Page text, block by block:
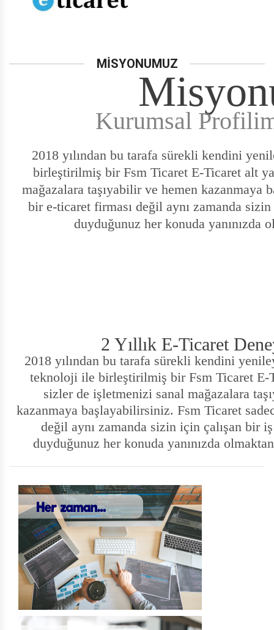
BİSLİKLET'TE SEZON SONU
MİSYONUMUZ
Kurumsal
2018 yılından bu tarafa sürekli kendini
birleştirilmiş bir Fsm Ticaret E-Ticaret alt
mağazalara taşıyabilir ve hemen kazanmaya
bir e-ticaret firması değil aynı zamanda
duyduğunuz her konuda yanınızda
2 Yıllık E-Ticaret
2018 yılından bu tarafa sürekli kendini
teknoloji ile birleştirilmiş bir Fsm TicaretE-
sizler de işletmenizi sanal mağazalara
kazanmaya başlayabilirsiniz. Fsm Ticaret
değil aynı zamanda sizin için çalışan bir
duyduğunuz her konuda yanınızda